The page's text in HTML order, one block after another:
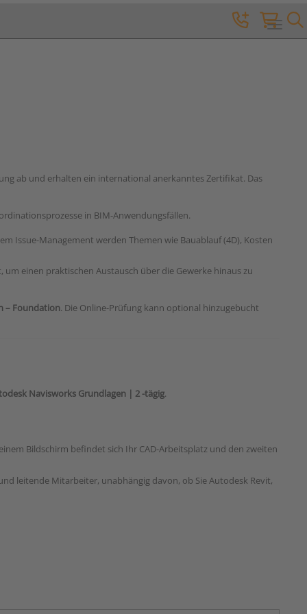
Toggle
ab und erhalten ein international anerkanntes Zertifikat. Das
in BIM-Anwendungsfällen.
Issue-Management werden Themen wie Bauablauf (4D), Kosten
einen praktischen Austausch über die Gewerke hinaus zu
– Foundation. Die Online-Prüfung kann optional hinzugebucht
Navisworks Grundlagen | 2 -tägig.
Bildschirm befindet sich Ihr CAD-Arbeitsplatz und den zweiten
leitende Mitarbeiter, unabhängig davon, ob Sie Autodesk Revit,